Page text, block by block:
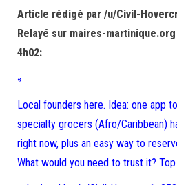
Article rédigé par /u/Civil-
Relayé sur maires-
4h02:
«
Local founders here. Idea: one app
specialty grocers (Afro/Caribbean)
right now, plus an easy way to
What would you need to trust it?